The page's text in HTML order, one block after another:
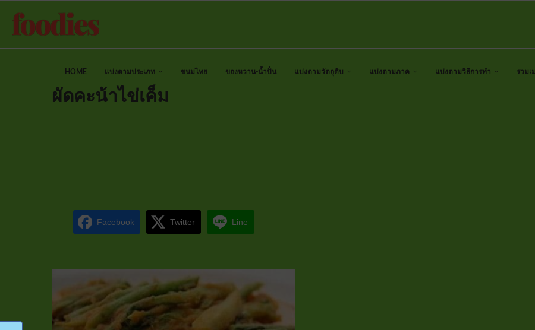
HOME แบ่งตามประเภท ขนมไทย ของหวาน-น้ำปั่น แบ่งตามวัตถุดิบ แบ่งตามภาค แบ่งตามวิธีการทำ รวมเ
ผัดคะน้าไข่เค็ม
Facebook Twitter Line